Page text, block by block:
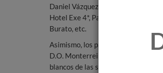
Daniel Vázquez (Licores Rivas),
Hotel Exe 4*, Pazo de Vilaboa,
Burato, etc.
Asimismo, los participantes en
D.O. Monterrei han podido
blancos de las siguientes bodegas: